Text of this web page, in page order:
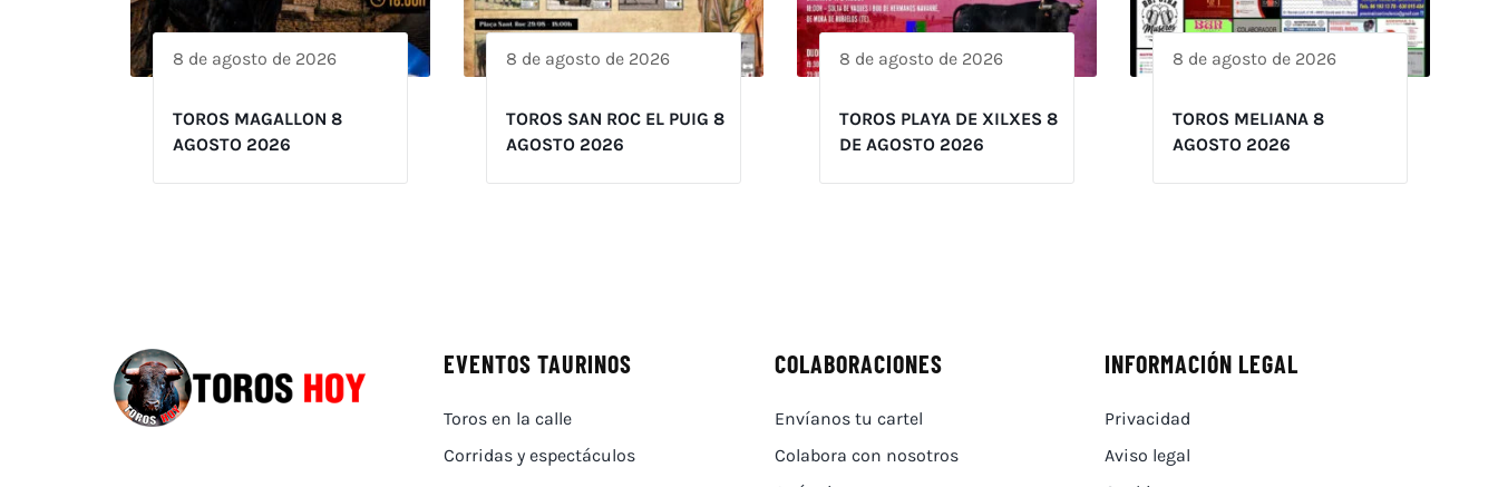
8 de agosto de 2026
TOROS MAGALLON 8
AGOSTO 2026
8 de agosto de 2026
TOROS SAN ROC EL PUIG 8
AGOSTO 2026
8 de agosto de 2026
TOROS PLAYA DE XILXES 8
DE AGOSTO 2026
8 de agosto de 2026
TOROS MELIANA 8
AGOSTO 2026
EVENTOS TAURINOS
Toros en la calle
Corridas y espectáculos
COLABORACIONES
Envíanos tu cartel
Colabora con nosotros
INFORMACIÓN LEGAL
Privacidad
Aviso legal